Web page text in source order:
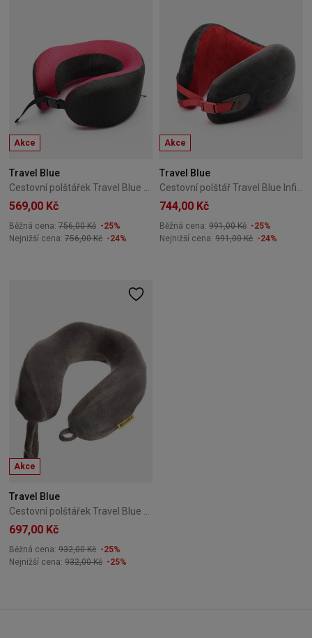
Akce
Travel Blue
569,00 Kč
Běžná cena: 756,00 Kč -25%
Nejnižší cena: 756,00 Kč -24%
Akce
Travel Blue
744,00 Kč
Běžná cena: 991,00 Kč -25%
Nejnižší cena: 991,00 Kč -24%
Akce
Travel Blue
697,00 Kč
Běžná cena: 932,00 Kč -25%
Nejnižší cena: 932,00 Kč -25%